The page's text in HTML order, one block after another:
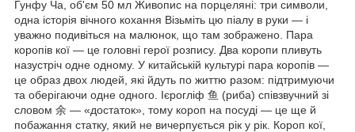
Гунфу Ча, об'єм 50 мл Живопис на порцеляні: три символи,
одна історія вічного кохання Візьміть цю піалу в руки — і
уважно подивіться на малюнок, що там зображено. Пара
коропів кої — це головні герої розпису. Два коропи пливуть
назустріч одне одному. У китайській культурі пара коропів —
це образ двох людей, які йдуть по життю разом: підтримуючи
та оберігаючи одне одного. Ієрогліф 鱼 (риба) співзвучний зі
словом 余 — «достаток», тому короп на посуді — це ще й
побажання статку, який не вичерпується рік у рік. Короп кої,